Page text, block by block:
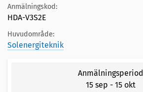
Anmälningskod:
HDA-V3S2E
Huvudområde:
Solenergiteknik
Anmälningsperiod
15 sep - 15 okt